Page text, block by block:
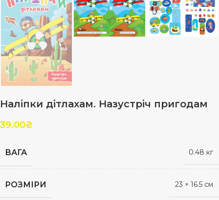
Наліпки дітлахам. Назустріч пригодам
39.00₴
ВАГА 0.48 кг
РОЗМІРИ 23 × 16.5 см